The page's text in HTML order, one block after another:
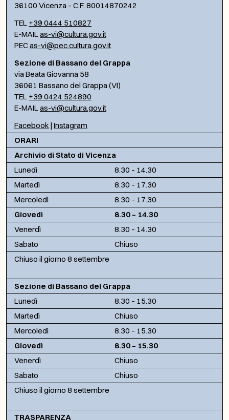
36100 Vicenza – C.F. 80014870242
TEL +39 0444 510827
E-MAILas-vi@cultura.gov.it
PECas-vi@pec.cultura.gov.it
Sezione di Bassano del Grappa
via Beata Giovanna 58
36061 Bassano del Grappa (VI)
TEL +39 0424 524890
E-MAILas-vi@cultura.gov.it
Facebook | Instagram
ORARI
Archivio di Stato di Vicenza
Lunedì
8.30 – 14.30
Martedì
8.30 – 17.30
Mercoledì
8.30 – 17.30
Giovedì
8.30 – 14.30
Venerdì
8.30 – 14.30
Sabato
Chiuso
Chiuso il giorno 8 settembre
Sezione di Bassano del Grappa
Lunedì
8.30 – 15.30
Martedì
Chiuso
Mercoledì
8.30 – 15.30
Giovedì
8.30 – 15.30
Venerdì
Chiuso
Sabato
Chiuso
Chiuso il giorno 8 settembre
TRASPARENZA